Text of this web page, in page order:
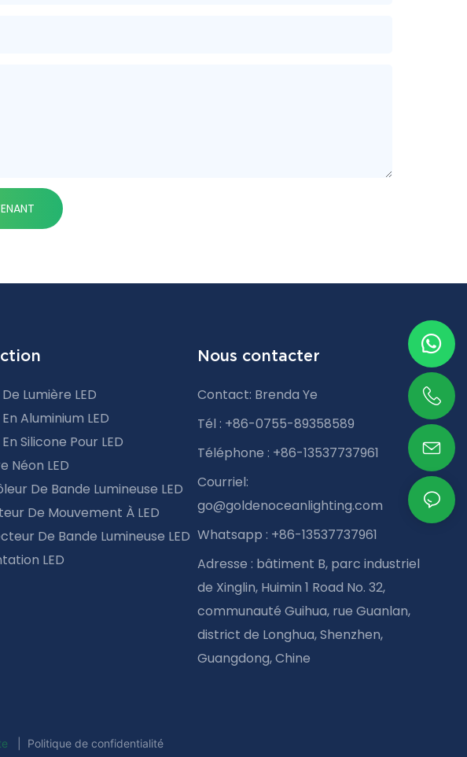
Lumière LED
Aluminium LED
Silicone Pour LED
Néon LED
De Bande Lumineuse LED
De Mouvement À LED
De Bande Lumineuse LED
LED
Nous contacter
Contact: Brenda Ye
Tél : +86-0755-89358589
Téléphone : +86-13537737961
Courriel:
go@goldenoceanlighting.com
Whatsapp : +86-13537737961
Adresse : bâtiment B, parc industriel
de Xinglin, Huimin 1 Road No. 32,
communauté Guihua, rue Guanlan,
district de Longhua, Shenzhen,
Guangdong, Chine
Politique de confidentialité